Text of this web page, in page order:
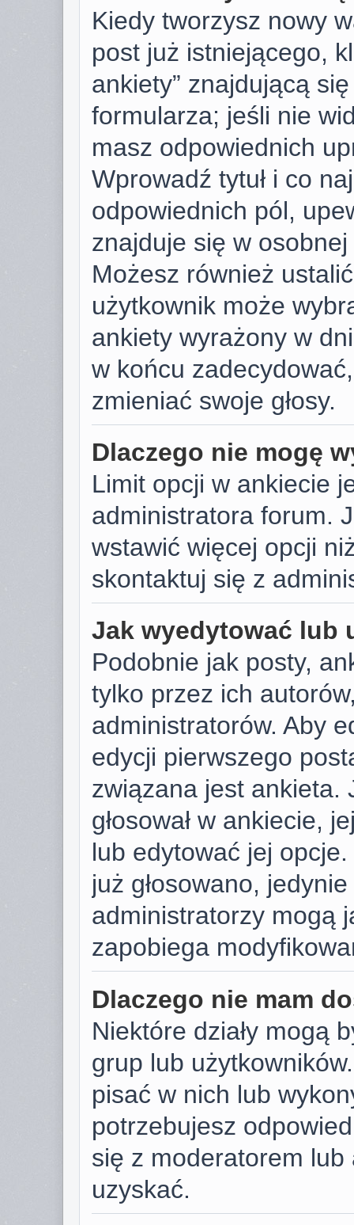
Kiedy tworzysz nowy
post już istniejącego,
ankiety” znajdującą
formularza; jeśli nie
masz odpowiednich
Wprowadź tytuł i co
odpowiednich pól,
znajduje się w
Możesz również
użytkownik może
ankiety wyrażony w
w końcu
zmieniać swoje głosy.
Dlaczego nie mogę
Limit opcji w ankiecie
administratora forum.
wstawić więcej opcji
skontaktuj się z
Jak wyedytować lub
Podobnie jak posty,
tylko przez ich
administratorów. Aby
edycji pierwszego
związana jest ankieta.
głosował w ankiecie,
lub edytować jej
już głosowano,
administratorzy mogą
zapobiega
Dlaczego nie mam
Niektóre działy mogą
grup lub
pisać w nich lub
potrzebujesz
się z moderatorem
uzyskać.